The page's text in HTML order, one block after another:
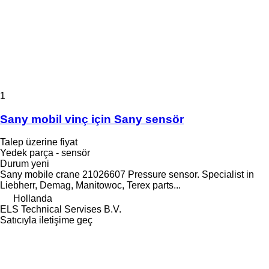
1
Sany mobil vinç için Sany sensör
Talep üzerine fiyat
Yedek parça - sensör
Durum yeni
Sany mobile crane 21026607 Pressure sensor. Specialist in
Liebherr, Demag, Manitowoc, Terex parts...
Hollanda
ELS Technical Servises B.V.
Satıcıyla iletişime geç